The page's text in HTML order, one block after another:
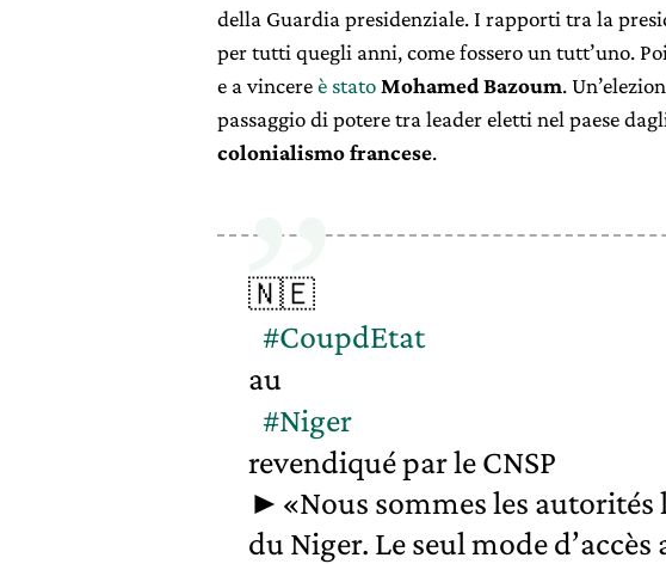
della Guardia presidenziale. I rapporti tra la
per tutti quegli anni, come fossero un tutt’uno.
e a vincereè statoMohamed Bazoum.
passaggio di potere tra leader eletti nel paese
colonialismo francese.
🇳🇪
#CoupdEtat
au
#Niger
revendiqué par le CNSP
►«Nous sommes les autorités
du Niger. Le seul mode